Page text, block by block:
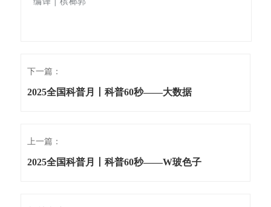
下一篇：
2025全国科普月丨科普60秒——大数据
上一篇：
2025全国科普月丨科普60秒——W玻色子